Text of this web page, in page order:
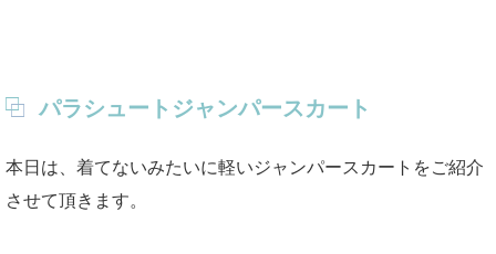
パラシュートジャンパースカート
本日は、着てないみたいに軽いジャンパースカートをご紹介
させて頂きます。